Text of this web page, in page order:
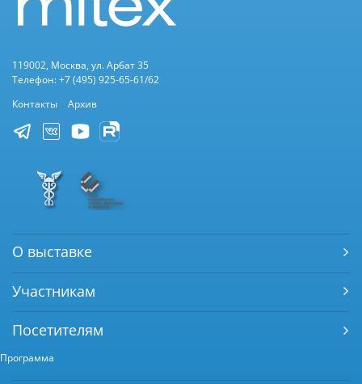
119002, Москва, ул. Арбат 35
Телефон: +7 (495) 925-65-61/62
Контакты
Архив
О выставке
Участникам
Посетителям
Программа